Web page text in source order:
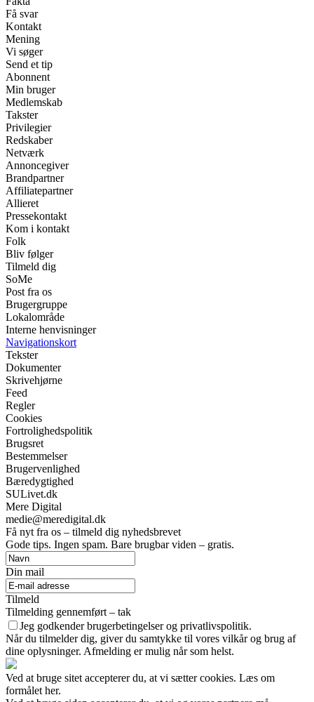
Få svar
Kontakt
Mening
Vi søger
Send et tip
Abonnent
Min bruger
Medlemskab
Takster
Privilegier
Redskaber
Netværk
Annoncegiver
Brandpartner
Affiliatepartner
Allieret
Pressekontakt
Kom i kontakt
Folk
Bliv følger
Tilmeld dig
SoMe
Post fra os
Brugergruppe
Lokalområde
Interne henvisninger
Navigationskort
Tekster
Dokumenter
Skrivehjørne
Feed
Regler
Cookies
Fortrolighedspolitik
Brugsret
Bestemmelser
Brugervenlighed
Bæredygtighed
SULivet.dk
Mere Digital
medie@meredigital.dk
Få nyt fra os – tilmeld dig nyhedsbrevet
Gode tips. Ingen spam. Bare brugbar viden – gratis.
Din mail
Tilmeld
Tilmelding gennemført – tak
Jeg godkender brugerbetingelser og privatlivspolitik.
Når du tilmelder dig, giver du samtykke til vores vilkår og brug af
dine oplysninger. Afmelding er mulig når som helst.
Ved at bruge sitet accepterer du, at vi sætter cookies. Læs om
formålet her.